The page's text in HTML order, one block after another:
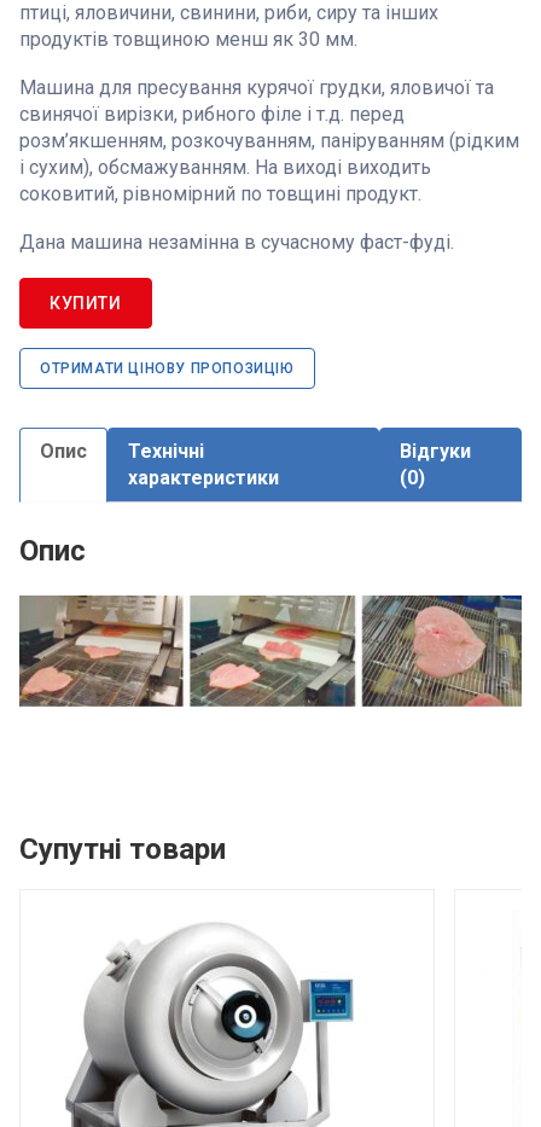
птиці, яловичини, свинини, риби, сиру та інших
продуктів товщиною менш як 30 мм.
Машина для пресування курячої грудки, яловичої та
свинячої вирізки, рибного філе і т.д. перед
розм’якшенням, розкочуванням, паніруванням (рідким
і сухим), обсмажуванням. На виході виходить
соковитий, рівномірний по товщині продукт.
Дана машина незамінна в сучасному фаст-фуді.
КУПИТИ
ОТРИМАТИ ЦІНОВУ ПРОПОЗИЦІЮ
Опис
Технічні
характеристики
Відгуки
(0)
Опис
Супутні товари